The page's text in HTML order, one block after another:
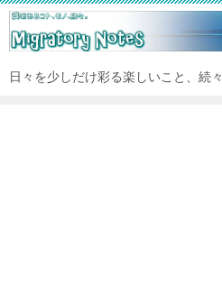
日々を少しだけ彩る楽しいこと、続々